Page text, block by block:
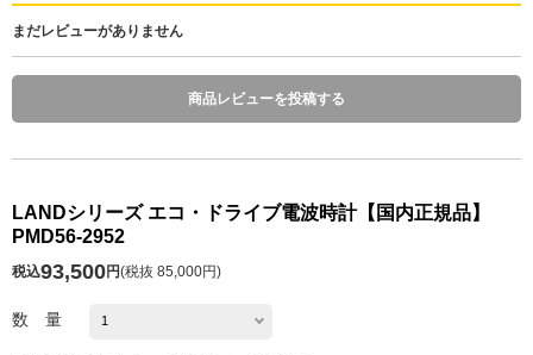
まだレビューがありません
商品レビューを投稿する
LANDシリーズ エコ・ドライブ電波時計【国内正規品】
PMD56-2952
税込93,500円(税抜 85,000円)
数 量